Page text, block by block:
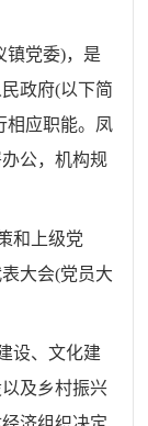
镇党委)，是
政府(以下简
相应职能。凤
公，机构规
和上级党
大会(党员大
设、文化建
及乡村振兴